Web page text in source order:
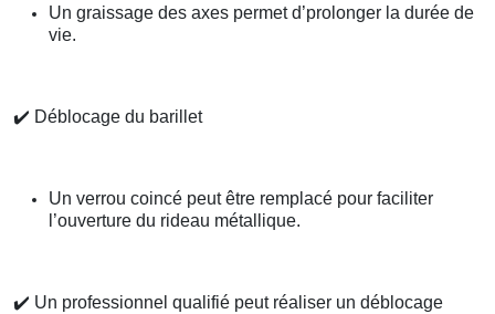
Un graissage des axes permet d’prolonger la durée de
vie.
✔️ Déblocage du barillet
Un verrou coincé peut être remplacé pour faciliter
l’ouverture du rideau métallique.
✔️ Un professionnel qualifié peut réaliser un déblocage